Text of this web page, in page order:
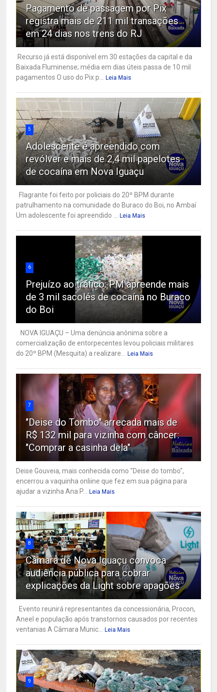
Pagamento de passagem por Pix
registra mais de 211 mil transações
em 24 dias nos trens do RJ
Recurso já está disponível em 30 estações da capital e da
Baixada Fluminense; média em dias úteis passa de 10 mil
pagamentos O uso do Pix p... Leia Mais
5
Adolescente é apreendido com
revólver e mais de 2,4 mil papelotes
de cocaína em Nova Iguaçu
Flagrante foi feito por policiais do 20º BPM durante
patrulhamento na comunidade do Buraco do Boi, no Ambaí
Um adolescente foi apreendido ... Leia Mais
6
Prejuízo ao tráfico: PM apreende mais
de 3 mil sacolés de cocaína no Buraco
do Boi
NOVA IGUAÇU – Uma denúncia anônima sobre a
comercialização de entorpecentes levou policiais militares
do 20º BPM (Mesquita) a realizare... Leia Mais
7
"Deise do Tombo" arrecada mais de
R$ 132 mil para vizinha com câncer:
"Comprar a casinha dela"
Deise Gouveia, mais conhecida como "Deise do tombo",
encerrou a vaquinha onliine que fez em sua página para
ajudar a vizinha Ana P... Leia Mais
8
Câmara de Nova Iguaçu convoca
audiência pública para cobrar
explicações da Light sobre apagões
Evento reunirá representantes da concessionária, Procon,
Aneel e população após transtornos causados por recentes
ventanias A Câmara Munic... Leia Mais
9